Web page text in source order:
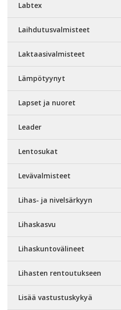
Labtex
Laihdutusvalmisteet
Laktaasivalmisteet
Lämpötyynyt
Lapset ja nuoret
Leader
Lentosukat
Levävalmisteet
Lihas- ja nivelsärkyyn
Lihaskasvu
Lihaskuntovälineet
Lihasten rentoutukseen
Lisää vastustuskykyä